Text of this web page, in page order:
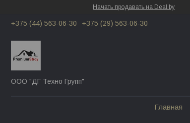
Начать продавать на Deal.by
+375 (44) 563-06-30 +375 (29) 563-06-30
ООО "ДГ Техно Групп"
Главная